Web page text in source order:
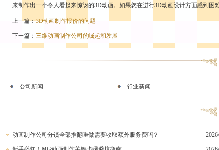
来制作出一个令人看起来惊讶的3D动画。如果您在进行3D动画设计方面感到
上一篇：3D动画制作报价的问题
下一篇：三维动画制作公司的崛起和发展
公司新闻 行业新闻
动画制作公司分镜全部推翻重做需要收取额外服务费吗？